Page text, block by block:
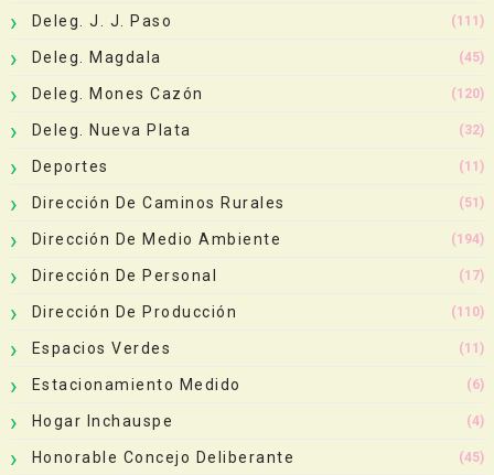
Deleg. J. J. Paso (111)
Deleg. Magdala (45)
Deleg. Mones Cazón (120)
Deleg. Nueva Plata (32)
Deportes (11)
Dirección De Caminos Rurales (51)
Dirección De Medio Ambiente (194)
Dirección De Personal (17)
Dirección De Producción (110)
Espacios Verdes (11)
Estacionamiento Medido (6)
Hogar Inchauspe (4)
Honorable Concejo Deliberante (45)